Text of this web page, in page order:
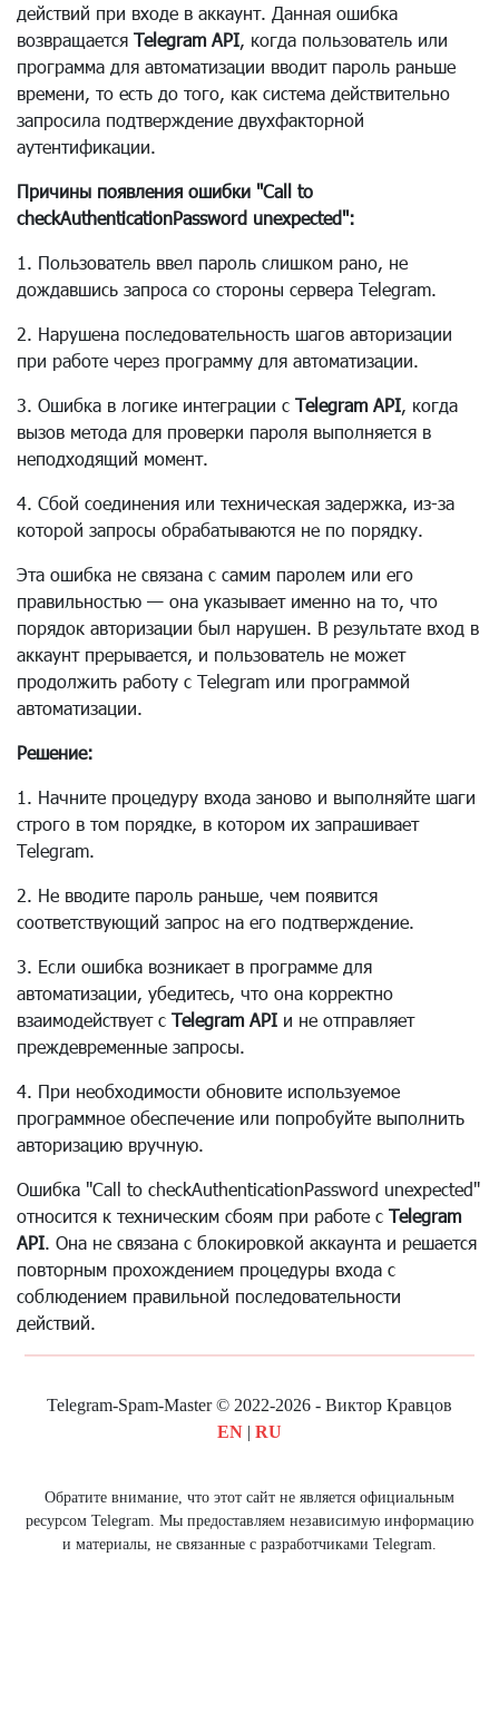
действий при входе в аккаунт. Данная ошибка
возвращается Telegram API, когда пользователь или
программа для автоматизации вводит пароль раньше
времени, то есть до того, как система действительно
запросила подтверждение двухфакторной
аутентификации.
Причины появления ошибки "Call to
checkAuthenticationPassword unexpected":
1. Пользователь ввел пароль слишком рано, не
дождавшись запроса со стороны сервера Telegram.
2. Нарушена последовательность шагов авторизации
при работе через программу для автоматизации.
3. Ошибка в логике интеграции с Telegram API, когда
вызов метода для проверки пароля выполняется в
неподходящий момент.
4. Сбой соединения или техническая задержка, из-за
которой запросы обрабатываются не по порядку.
Эта ошибка не связана с самим паролем или его
правильностью — она указывает именно на то, что
порядок авторизации был нарушен. В результате вход в
аккаунт прерывается, и пользователь не может
продолжить работу с Telegram или программой
автоматизации.
Решение:
1. Начните процедуру входа заново и выполняйте шаги
строго в том порядке, в котором их запрашивает
Telegram.
2. Не вводите пароль раньше, чем появится
соответствующий запрос на его подтверждение.
3. Если ошибка возникает в программе для
автоматизации, убедитесь, что она корректно
взаимодействует с Telegram API и не отправляет
преждевременные запросы.
4. При необходимости обновите используемое
программное обеспечение или попробуйте выполнить
авторизацию вручную.
Ошибка "Call to checkAuthenticationPassword unexpected"
относится к техническим сбоям при работе с Telegram
API. Она не связана с блокировкой аккаунта и решается
повторным прохождением процедуры входа с
соблюдением правильной последовательности
действий.
Telegram-Spam-Master © 2022-2026 - Виктор Кравцов
EN | RU
Обратите внимание, что этот сайт не является официальным
ресурсом Telegram. Мы предоставляем независимую информацию
и материалы, не связанные с разработчиками Telegram.